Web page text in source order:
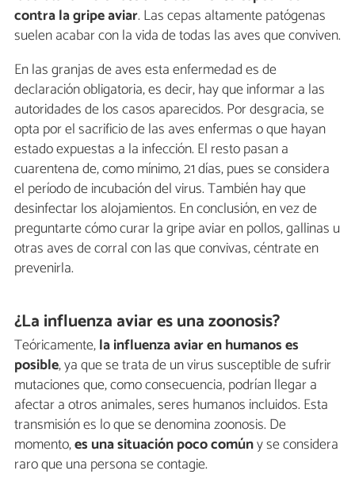
contra la gripe aviar. Las cepas altamente patógenas
suelen acabar con la vida de todas las aves que conviven.
En las granjas de aves esta enfermedad es de
declaración obligatoria, es decir, hay que informar a las
autoridades de los casos aparecidos. Por desgracia, se
opta por el sacrificio de las aves enfermas o que hayan
estado expuestas a la infección. El resto pasan a
cuarentena de, como mínimo, 21 días, pues se considera
el período de incubación del virus. También hay que
desinfectar los alojamientos. En conclusión, en vez de
preguntarte cómo curar la gripe aviar en pollos, gallinas u
otras aves de corral con las que convivas, céntrate en
prevenirla.
¿La influenza aviar es una zoonosis?
Teóricamente,la influenza aviar en humanos es
posible, ya que se trata de un virus susceptible de sufrir
mutaciones que, como consecuencia, podrían llegar a
afectar a otros animales, seres humanos incluidos. Esta
transmisión es lo que se denomina zoonosis. De
momento,es una situación poco comúny se considera
raro que una persona se contagie.